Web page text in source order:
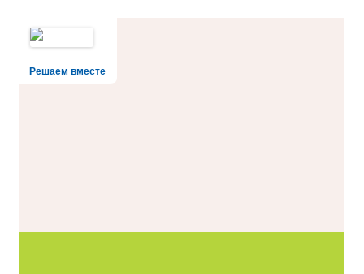
Решаем вместе